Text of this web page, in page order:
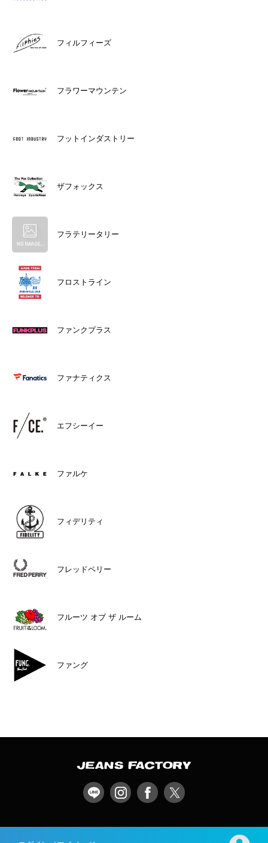
フィルフィーズ
フラワーマウンテン
フットインダストリー
ザフォックス
フラテリータリー
フロストライン
ファンクプラス
ファナティクス
エフシーイー
ファルケ
フィデリティ
フレッドペリー
フルーツ オブ ザ ルーム
ファング